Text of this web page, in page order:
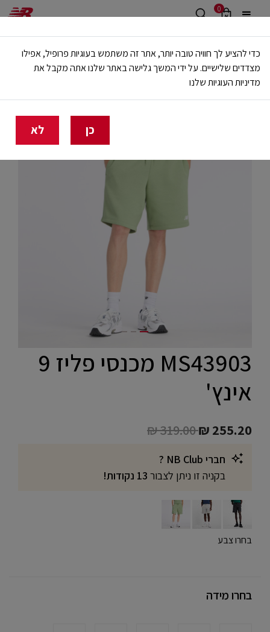
0
משלוח חינם מעל 499 ש"ח
🔥 20% הנחה על כל הביגוד באתר ובחנויות - לזמן מוגבל
בית גברים בגדים מכנסיים קצרים
MS43903 מכנסי פליז 9
אינץ'
Price reduced from
₪ 319.00to
₪ 255.20
חברי NB Club ?
בקניה זו ניתן לצבור
בחרו צבע
בחרו מידה
כדי להציע לך חוויה טובה יותר, אתר זה משתמש בעוגיות פרופיל, אפילו
מצדדים שלישיים. על ידי המשך גלישה באתר שלנו אתה מקבל את
מדיניות העוגיות שלנו
כן לא